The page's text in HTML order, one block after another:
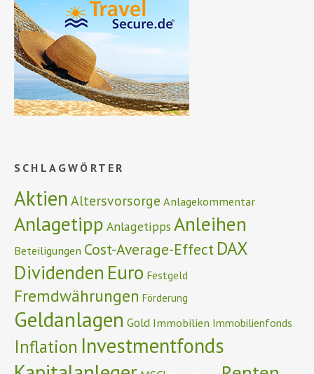
SCHLAGWÖRTER
Aktien Altersvorsorge Anlagekommentar
Anlagetipp Anlagetipps Anleihen
Beteiligungen Cost-Average-Effect DAX
Dividenden Euro Festgeld
Fremdwährungen Förderung
Geldanlagen Gold Immobilien Immobilienfonds
Inflation Investmentfonds